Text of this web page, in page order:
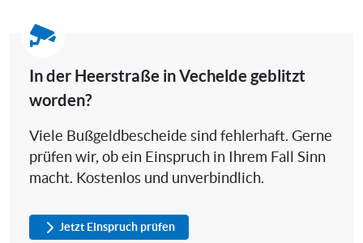
In der Heerstraße in Vechelde geblitzt
worden?
Viele Bußgeldbescheide sind fehlerhaft. Gerne
prüfen wir, ob ein Einspruch in Ihrem Fall Sinn
macht. Kostenlos und unverbindlich.
Jetzt Einspruch prüfen